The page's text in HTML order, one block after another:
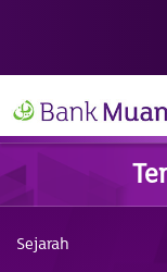
Sejarah